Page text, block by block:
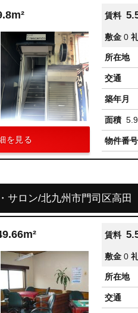
を見る
賃料
敷金 0
所在地
交通
築年月
面積
物件番号
サロン/北九州市門司区高田
賃料
敷金 0
所在地
交通